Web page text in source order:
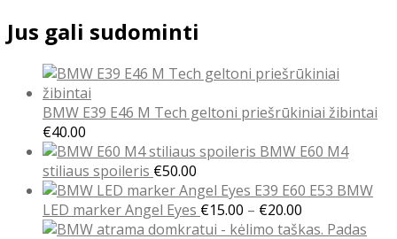
Jus gali sudominti
BMW E39 E46 M Tech geltoni priešrūkiniai žibintai
€40.00
BMW E60 M4
stiliaus spoileris €50.00
BMW
LED marker Angel Eyes €15.00 – €20.00
range: